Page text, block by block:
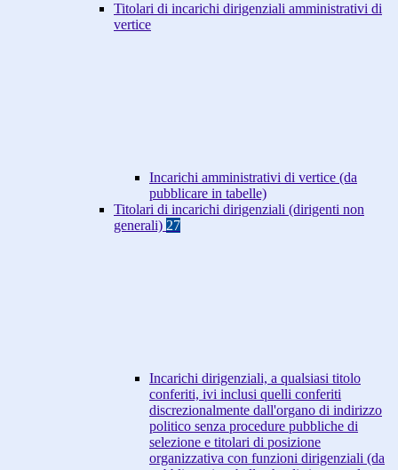
Titolari di incarichi dirigenziali amministrativi di
vertice
Incarichi amministrativi di vertice (da
pubblicare in tabelle)
Titolari di incarichi dirigenziali (dirigenti non
generali) 27
Incarichi dirigenziali, a qualsiasi titolo
conferiti, ivi inclusi quelli conferiti
discrezionalmente dall'organo di indirizzo
politico senza procedure pubbliche di
selezione e titolari di posizione
organizzativa con funzioni dirigenziali (da